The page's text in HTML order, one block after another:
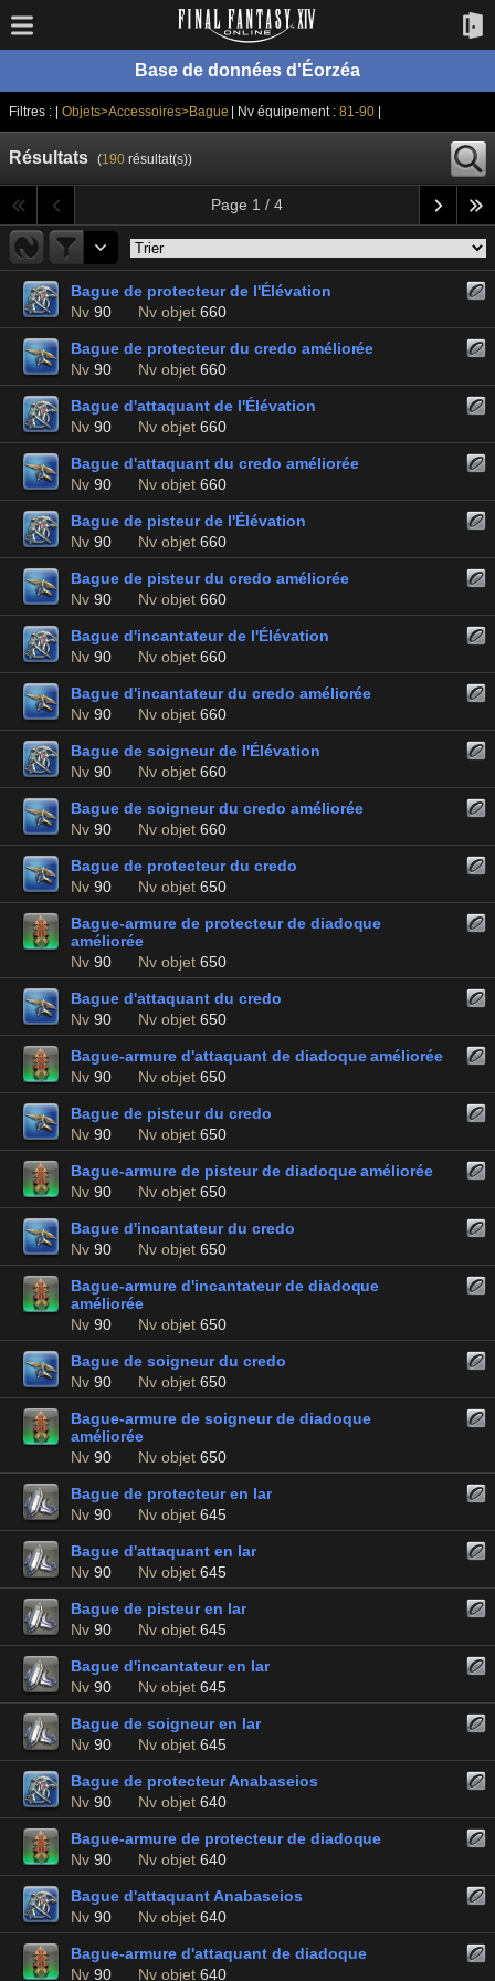
Base de données d'Éorzéa
Filtres : | Objets>Accessoires>Bague | Nv équipement :81-90
Résultats (190résultat(s))
Page 1 / 4
Bague de protecteur de l'Élévation
Nv 90 Nv objet 660
Bague de protecteur du credo améliorée
Nv 90 Nv objet 660
Bague d'attaquant de l'Élévation
Nv 90 Nv objet 660
Bague d'attaquant du credo améliorée
Nv 90 Nv objet 660
Bague de pisteur de l'Élévation
Nv 90 Nv objet 660
Bague de pisteur du credo améliorée
Nv 90 Nv objet 660
Bague d'incantateur de l'Élévation
Nv 90 Nv objet 660
Bague d'incantateur du credo améliorée
Nv 90 Nv objet 660
Bague de soigneur de l'Élévation
Nv 90 Nv objet 660
Bague de soigneur du credo améliorée
Nv 90 Nv objet 660
Bague de protecteur du credo
Nv 90 Nv objet 650
Bague-armure de protecteur de diadoque
améliorée
Nv 90 Nv objet 650
Bague d'attaquant du credo
Nv 90 Nv objet 650
Bague-armure d'attaquant de diadoque améliorée
Nv 90 Nv objet 650
Bague de pisteur du credo
Nv 90 Nv objet 650
Bague-armure de pisteur de diadoque améliorée
Nv 90 Nv objet 650
Bague d'incantateur du credo
Nv 90 Nv objet 650
Bague-armure d'incantateur de diadoque
améliorée
Nv 90 Nv objet 650
Bague de soigneur du credo
Nv 90 Nv objet 650
Bague-armure de soigneur de diadoque
améliorée
Nv 90 Nv objet 650
Bague de protecteur en lar
Nv 90 Nv objet 645
Bague d'attaquant en lar
Nv 90 Nv objet 645
Bague de pisteur en lar
Nv 90 Nv objet 645
Bague d'incantateur en lar
Nv 90 Nv objet 645
Bague de soigneur en lar
Nv 90 Nv objet 645
Bague de protecteur Anabaseios
Nv 90 Nv objet 640
Bague-armure de protecteur de diadoque
Nv 90 Nv objet 640
Bague d'attaquant Anabaseios
Nv 90 Nv objet 640
Bague-armure d'attaquant de diadoque
Nv 90 Nv objet 640